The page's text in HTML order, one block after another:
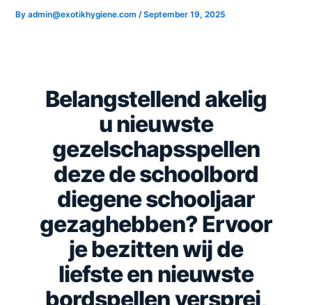
Byadmin@exotikhygiene.com/September 19, 2025
Belangstellend akelig
u nieuwste
gezelschapsspellen
deze de schoolbord
diegene schooljaar
gezaghebben? Ervoor
je bezitten wij de
liefste en nieuwste
bordspellen versprei,